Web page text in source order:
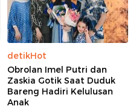
detikHot
Obrolan Imel Putri dan
Zaskia Gotik Saat Duduk
Bareng Hadiri Kelulusan
Anak